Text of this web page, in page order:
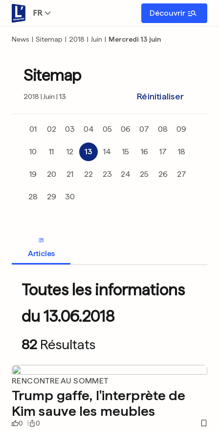
FR Découvrir
News | Sitemap | 2018 | Juin | Mercredi 13 juin
Sitemap
2018 Juin 13 Réinitialiser
01 02 03 04 05 06 07 08 09
10 11 12 13 14 15 16 17 18
19 20 21 22 23 24 25 26 27
28 29 30
Articles
Toutes les informations
du 13.06.2018
82 Résultats
RENCONTRE AU SOMMET
Trump gaffe, l'interprète de
Kim sauve les meubles
0 0